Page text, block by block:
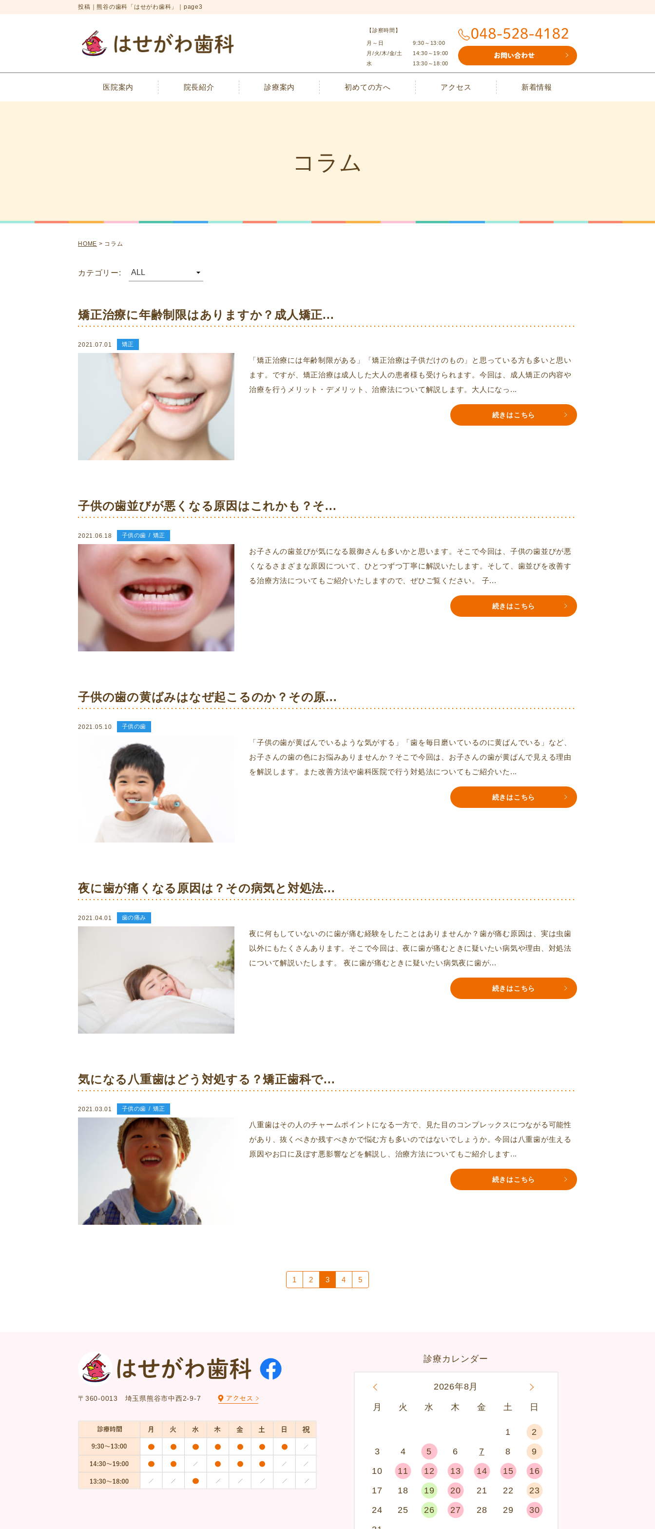
投稿｜熊谷の歯科「はせがわ歯科」｜page3
【診察時間】
月～日
9:30～13:00
月/火/木/金/土
14:30～19:00
水
13:30～18:00
医院案内 院長紹介 診療案内 初めての方へ アクセス 新着情報
コラム
HOME > コラム
カテゴリー:
矯正治療に年齢制限はありますか？成人矯正...
2021.07.01 矯正
「矯正治療には年齢制限がある」「矯正治療は子供だけのもの」と思っている方も多いと思い
ます。ですが、矯正治療は成人した大人の患者様も受けられます。今回は、成人矯正の内容や
治療を行うメリット・デメリット、治療法について解説します。大人になっ...
続きはこちら
子供の歯並びが悪くなる原因はこれかも？そ...
2021.06.18 子供の歯 矯正
お子さんの歯並びが気になる親御さんも多いかと思います。そこで今回は、子供の歯並びが悪
くなるさまざまな原因について、ひとつずつ丁寧に解説いたします。そして、歯並びを改善す
る治療方法についてもご紹介いたしますので、ぜひご覧ください。 子...
続きはこちら
子供の歯の黄ばみはなぜ起こるのか？その原...
2021.05.10 子供の歯
「子供の歯が黄ばんでいるような気がする」「歯を毎日磨いているのに黄ばんでいる」など、
お子さんの歯の色にお悩みありませんか？そこで今回は、お子さんの歯が黄ばんで見える理由
を解説します。また改善方法や歯科医院で行う対処法についてもご紹介いた...
続きはこちら
夜に歯が痛くなる原因は？その病気と対処法...
2021.04.01 歯の痛み
夜に何もしていないのに歯が痛む経験をしたことはありませんか？歯が痛む原因は、実は虫歯
以外にもたくさんあります。そこで今回は、夜に歯が痛むときに疑いたい病気や理由、対処法
について解説いたします。 夜に歯が痛むときに疑いたい病気夜に歯が...
続きはこちら
気になる八重歯はどう対処する？矯正歯科で...
2021.03.01 子供の歯 矯正
八重歯はその人のチャームポイントになる一方で、見た目のコンプレックスにつながる可能性
があり、抜くべきか残すべきかで悩む方も多いのではないでしょうか。今回は八重歯が生える
原因やお口に及ぼす悪影響などを解説し、治療方法についてもご紹介します...
続きはこちら
1 2 3 4 5
〒360-0013 埼玉県熊谷市中西2-9-7
診療カレンダー
2026年8月 »
月 火 水 木 金 土 日
1
2
3
4 5 6 7 8
9
10
11 12 13 14 15
16
17
18 19 20 21 22
23
24
25 26 27 28 29
30